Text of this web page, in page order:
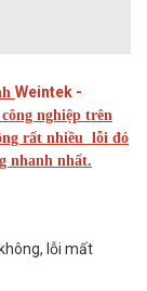
Weintek -
nghiệp trên
rất nhiều lỗi đó
nhanh nhất.
lỗi mất